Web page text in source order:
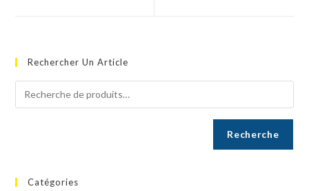
Rechercher Un Article
Recherche
Catégories